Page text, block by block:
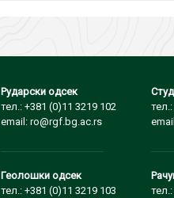
Рударски одсек
тел.: +381 (0)11 3219 102
email: ro@rgf.bg.ac.rs
Геолошки одсек
тел.: +381 (0)11 3219 103